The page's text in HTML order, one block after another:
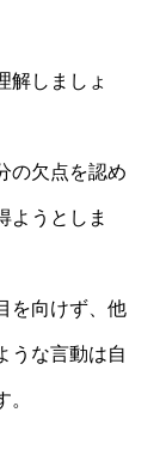
解しましょ
の欠点を認め
ようとしま
を向けず、他
うな言動は自